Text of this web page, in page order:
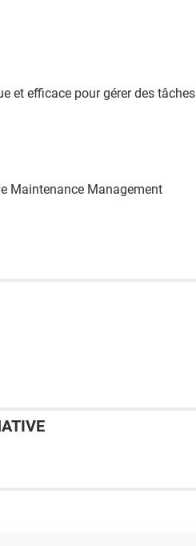
et efficace pour gérer des tâches
Maintenance Management